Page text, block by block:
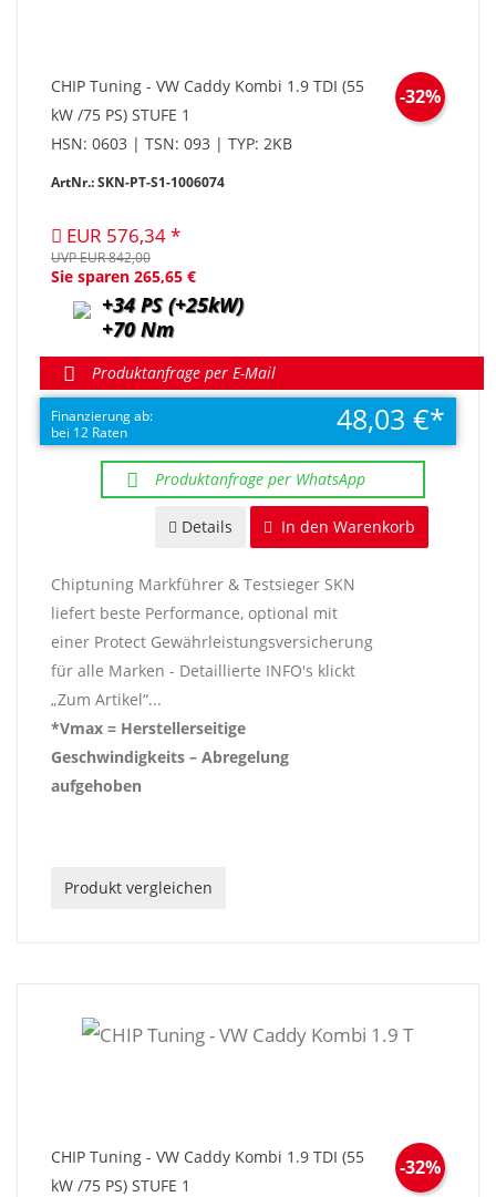
CHIP Tuning - VW Caddy Kombi 1.9 TDI (55
kW /75 PS) STUFE 1
HSN: 0603 | TSN: 093 | TYP: 2KB
ArtNr.: SKN-PT-S1-1006074
EUR 576,34
-32%
UVP EUR 842,00
Sie sparen 265,65 €
+34 PS (+25kW)
+70 Nm
Produktanfrage per E-Mail
Finanzierung ab:
bei 12 Raten
48,03 €
Produktanfrage per WhatsApp
In den Warenkorb
Details
Chiptuning Markführer & Testsieger SKN
liefert beste Performance, optional mit
einer Protect Gewährleistungsversicherung
für alle Marken - Detaillierte INFO's klickt
„Zum Artikel“...
*Vmax = Herstellerseitige
Geschwindigkeits – Abregelung
aufgehoben
Produkt vergleichen
CHIP Tuning - VW Caddy Kombi 1.9 TDI (55
kW /75 PS) STUFE 1
-32%